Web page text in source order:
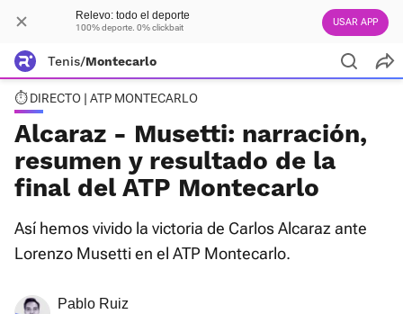
Relevo: todo el deporte
100% deporte. 0% clickbait USAR APP
Tenis/Montecarlo
⏱️ DIRECTO | ATP MONTECARLO
Alcaraz - Musetti: narración,
resumen y resultado de la
final del ATP Montecarlo
Así hemos vivido la victoria de Carlos Alcaraz ante
Lorenzo Musetti en el ATP Montecarlo.
Pablo Ruiz